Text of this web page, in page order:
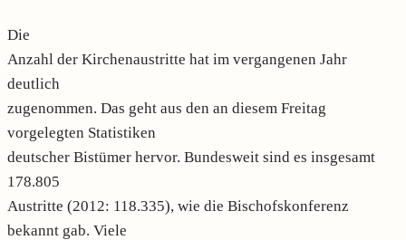
Die
Anzahl der Kirchenaustritte hat im vergangenen Jahr
deutlich
zugenommen. Das geht aus den an diesem Freitag
vorgelegten Statistiken
deutscher Bistümer hervor. Bundesweit sind es insgesamt
178.805
Austritte (2012: 118.335), wie die Bischofskonferenz
bekannt gab. Viele